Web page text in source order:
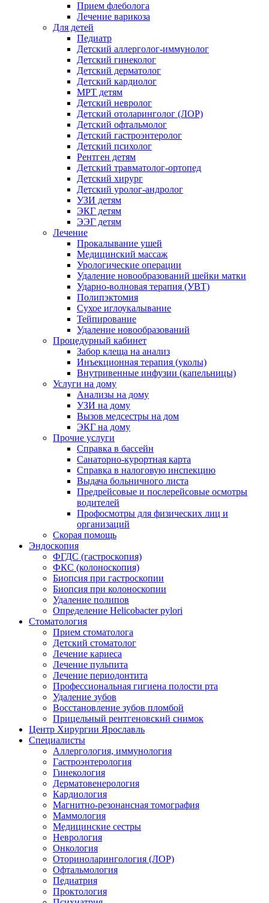
Прием флеболога
Лечение варикоза
Для детей
Педиатр
Детский аллерголог-иммунолог
Детский гинеколог
Детский дерматолог
Детский кардиолог
МРТ детям
Детский невролог
Детский отоларинголог (ЛОР)
Детский офтальмолог
Детский гастроэнтеролог
Детский психолог
Рентген детям
Детский травматолог-ортопед
Детский хирург
Детский уролог-андролог
УЗИ детям
ЭКГ детям
ЭЭГ детям
Лечение
Прокалывание ушей
Медицинский массаж
Урологические операции
Удаление новообразований шейки матки
Ударно-волновая терапия (УВТ)
Полипэктомия
Сухое иглоукалывание
Тейпирование
Удаление новообразований
Процедурный кабинет
Забор клеща на анализ
Инъекционная терапия (уколы)
Внутривенные инфузии (капельницы)
Услуги на дому
Анализы на дому
УЗИ на дому
Вызов медсестры на дом
ЭКГ на дому
Прочие услуги
Справка в бассейн
Санаторно-курортная карта
Справка в налоговую инспекцию
Выдача больничного листа
Предрейсовые и послерейсовые осмотры
водителей
Профосмотры для физических лиц и
организаций
Скорая помощь
Эндоскопия
ФГДС (гастроскопия)
ФКС (колоноскопия)
Биопсия при гастроскопии
Биопсия при колоноскопии
Удаление полипов
Определение Helicobacter pylori
Стоматология
Прием стоматолога
Детский стоматолог
Лечение кариеса
Лечение пульпита
Лечение периодонтита
Профессиональная гигиена полости рта
Удаление зубов
Восстановление зубов пломбой
Прицельный рентгеновский снимок
Центр Хирургии Ярославль
Специалисты
Аллергология, иммунология
Гастроэнтерология
Гинекология
Дерматовенерология
Кардиология
Магнитно-резонансная томография
Маммология
Медицинские сестры
Неврология
Онкология
Оториноларингология (ЛОР)
Офтальмология
Педиатрия
Проктология